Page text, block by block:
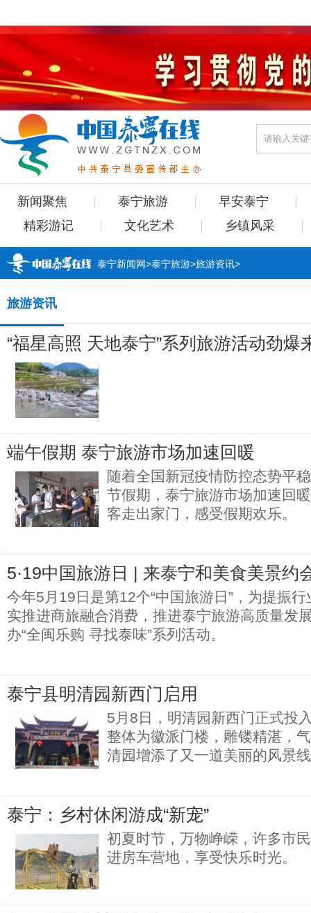
新闻聚焦 泰宁旅游
早安泰宁
精彩游记
文化艺术 乡镇风采
泰宁新闻网>泰宁旅游>旅游资讯>
旅游资讯
“福星高照 天地泰宁”系列旅游活动劲爆
端午假期 泰宁旅游市场加速回暖
随着全国新冠疫情防控态势平
节假期，泰宁旅游市场加速回
客走出家门，感受假期欢乐。
5·19中国旅游日 | 来泰宁和美食美景约
今年5月19日是第12个“中国旅游日”，为提振
实推进商旅融合消费，推进泰宁旅游高质量发
办“全闽乐购 寻找泰味”系列活动。
泰宁县明清园新西门启用
5月8日，明清园新西门正式投
整体为徽派门楼，雕镂精湛，
清园增添了又一道美丽的风景
泰宁：乡村休闲游成“新宠”
初夏时节，万物峥嵘，许多市
进房车营地，享受快乐时光。